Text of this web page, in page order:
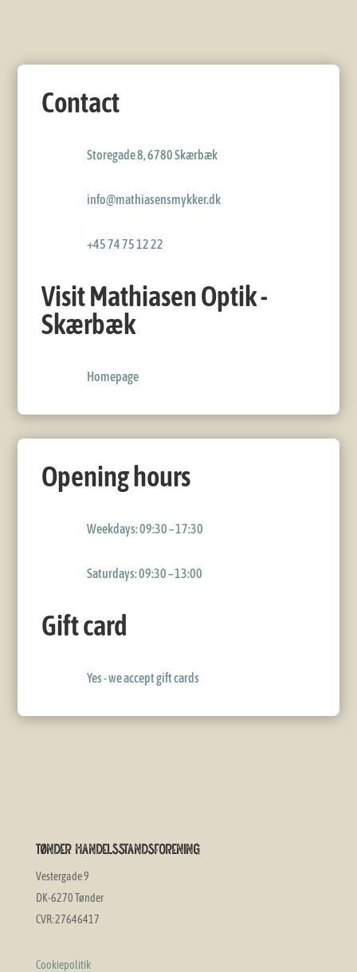
Contact
Storegade 8, 6780 Skærbæk
info@mathiasensmykker.dk
+45 74 75 12 22
Visit Mathiasen Optik -
Skærbæk
Homepage
Opening hours
Weekdays: 09:30 – 17:30
Saturdays: 09:30 – 13:00
Gift card
Yes - we accept gift cards
Tønder Handelsstandsforening
Vestergade 9
DK-6270 Tønder
CVR: 27646417
Cookiepolitik